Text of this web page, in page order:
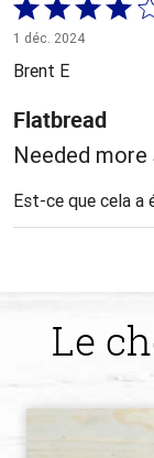
Coté
4 sur
5
1 déc. 2024
Brent E
Flatbread
Needed more
Est-ce que cela a
Le